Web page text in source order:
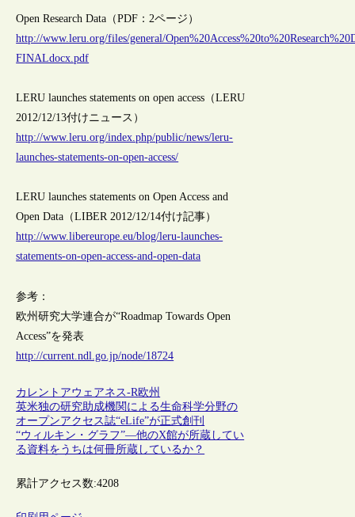
Open Research Data（PDF：2ページ）
http://www.leru.org/files/general/
FINALdocx.pdf
LERU launches statements on open access（LERU
2012/12/13付けニュース）
http://www.leru.org/index.php/public/news/leru-
launches-statements-on-open-access/
LERU launches statements on Open Access and
Open Data（LIBER 2012/12/14付け記事）
http://www.libereurope.eu/blog/leru-launches-
statements-on-open-access-and-open-data
参考：
欧州研究大学連合が“Roadmap Towards Open
Access”を発表
http://current.ndl.go.jp/node/18724
カレントアウェアネス-R欧州
英米独の研究助成機関による生命科学分野の
オープンアクセス誌“eLife”が正式創刊
“ウィルキン・グラフ”―他のX館が所蔵してい
る資料をうちは何冊所蔵しているか？
累計アクセス数:4208